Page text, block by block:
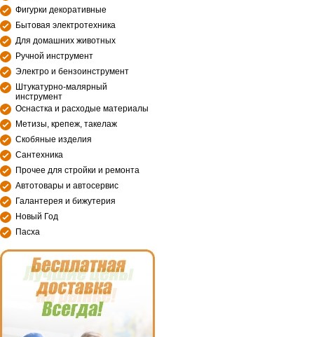
Фигурки декоративные
Бытовая электротехника
Для домашних животных
Ручной инструмент
Электро и бензоинструмент
Штукатурно-малярный
инструмент
Оснастка и расходые материалы
Метизы, крепеж, такелаж
Скобяные изделия
Сантехника
Прочее для стройки и ремонта
Автотовары и автосервис
Галантерея и бижутерия
Новый Год
Пасха